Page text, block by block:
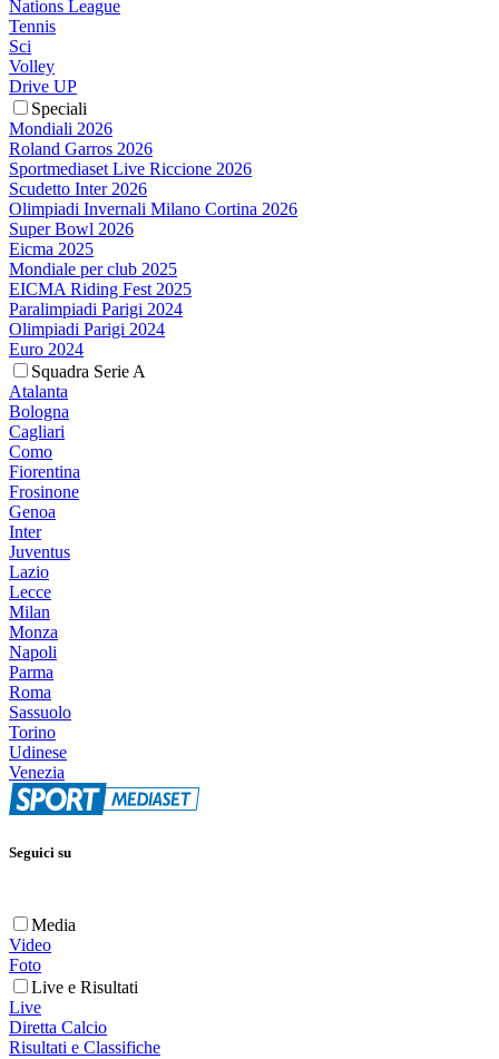
Nations League
Tennis
Sci
Volley
Drive UP
Speciali
Mondiali 2026
Roland Garros 2026
Sportmediaset Live Riccione 2026
Scudetto Inter 2026
Olimpiadi Invernali Milano Cortina 2026
Super Bowl 2026
Eicma 2025
Mondiale per club 2025
EICMA Riding Fest 2025
Paralimpiadi Parigi 2024
Olimpiadi Parigi 2024
Euro 2024
Squadra Serie A
Atalanta
Bologna
Cagliari
Como
Fiorentina
Frosinone
Genoa
Inter
Juventus
Lazio
Lecce
Milan
Monza
Napoli
Parma
Roma
Sassuolo
Torino
Udinese
Venezia
Seguici su
Media
Video
Foto
Live e Risultati
Live
Diretta Calcio
Risultati e Classifiche